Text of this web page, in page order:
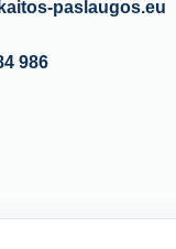
paslaugos.eu
986